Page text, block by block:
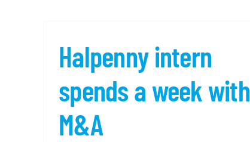
Halpenny intern
spends a week with
M&A